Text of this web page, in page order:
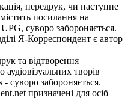
передрук, чи наступне
посилання на
суворо забороняється.
Я-Корреспондент є автор
та відтворення
творів
суворо забороняється.
призначені для осіб